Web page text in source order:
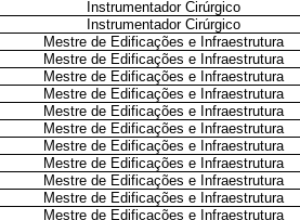
Instrumentador Cirúrgico
Instrumentador Cirúrgico
Mestre de Edificações e Infraestrutura
Mestre de Edificações e Infraestrutura
Mestre de Edificações e Infraestrutura
Mestre de Edificações e Infraestrutura
Mestre de Edificações e Infraestrutura
Mestre de Edificações e Infraestrutura
Mestre de Edificações e Infraestrutura
Mestre de Edificações e Infraestrutura
Mestre de Edificações e Infraestrutura
Mestre de Edificações e Infraestrutura
Mestre de Edificações e Infraestrutura